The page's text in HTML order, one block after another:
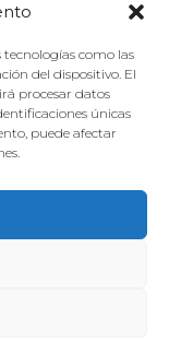
tecnologías como las
del dispositivo. El
procesar datos
únicas
puede afectar
reservados.
mucha cafeína por